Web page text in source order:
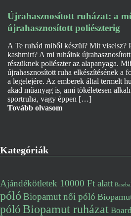
Újrahasznosított ruházat: a
újrahasznosított poliészterig
A Te ruhád miből készül? Mit viselsz?
kashmirt? A mi ruháink
részüknek poliészter az alapanyaga.
újrahasznosított ruha elkészítésének a
a legelejére. Az emberek által termelt
akad műanyag is, ami tökéletesen
sportruha, vagy éppen […]
Tovább olvasom
Kategóriák
Ajándékötletek 10000 Ft alatt
póló Biopamut női póló
pólóBiopamut ruházat